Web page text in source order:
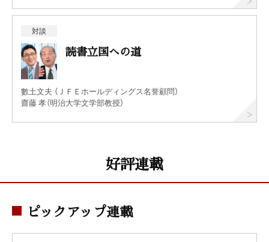
対談
読書立国への道
數土文夫 （ＪＦＥホールディングス名誉顧問）
齋藤 孝（明治大学文学部教授）
好評連載
ピックアップ連載